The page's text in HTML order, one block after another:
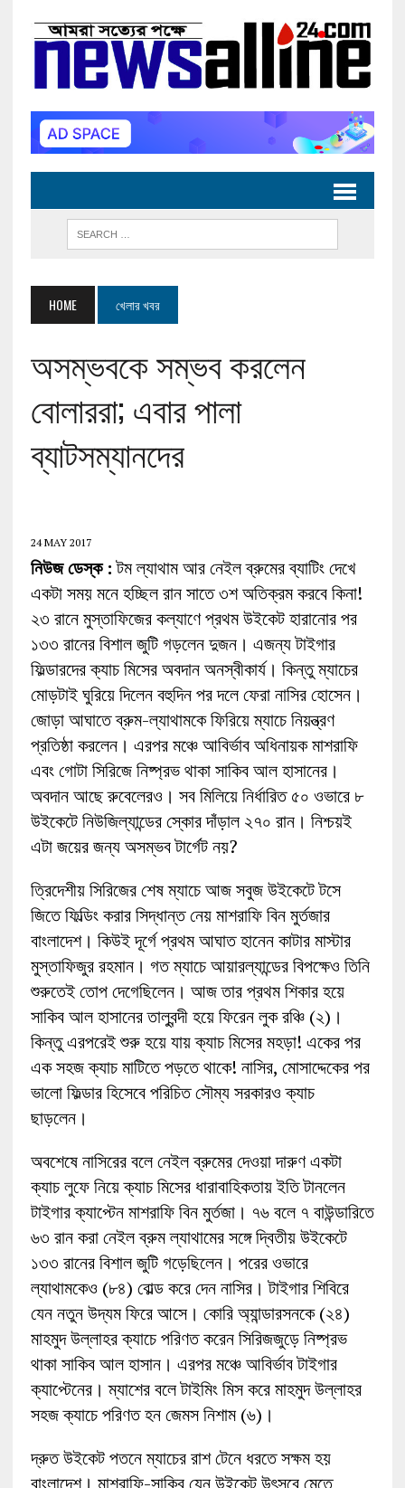
HOME খেলার খবর
অসম্ভবকে সম্ভব করলেন
বোলাররা; এবার পালা
ব্যাটসম্যানদের
24 MAY 2017
নিউজ ডেস্ক :টম ল্যাথাম আর নেইল ব্রুমের ব্যাটিং দেখে
একটা সময় মনে হচ্ছিল রান সাতে ৩শ অতিক্রম করবে কিনা!
২৩ রানে মুস্তাফিজের কল্যাণে প্রথম উইকেট হারানোর পর
১৩৩ রানের বিশাল জুটি গড়লেন দুজন। এজন্য টাইগার
ফিল্ডারদের ক্যাচ মিসের অবদান অনস্বীকার্য। কিন্তু ম্যাচের
মোড়টাই ঘুরিয়ে দিলেন বহুদিন পর দলে ফেরা নাসির হোসেন।
জোড়া আঘাতে ব্রুম-ল্যাথামকে ফিরিয়ে ম্যাচে নিয়ন্ত্রণ
প্রতিষ্ঠা করলেন। এরপর মঞ্চে আবির্ভাব অধিনায়ক মাশরাফি
এবং গোটা সিরিজে নিষ্প্রভ থাকা সাকিব আল হাসানের।
অবদান আছে রুবেলেরও। সব মিলিয়ে নির্ধারিত ৫০ ওভারে ৮
উইকেটে নিউজিল্যান্ডের স্কোর দাঁড়াল ২৭০ রান। নিশ্চয়ই
এটা জয়ের জন্য অসম্ভব টার্গেট নয়?
ত্রিদেশীয় সিরিজের শেষ ম্যাচে আজ সবুজ উইকেটে টসে
জিতে ফিল্ডিং করার সিদ্ধান্ত নেয় মাশরাফি বিন মুর্তজার
বাংলাদেশ। কিউই দূর্গে প্রথম আঘাত হানেন কাটার মাস্টার
মুস্তাফিজুর রহমান। গত ম্যাচে আয়ারল্যান্ডের বিপক্ষেও তিনি
শুরুতেই তোপ দেগেছিলেন। আজ তার প্রথম শিকার হয়ে
সাকিব আল হাসানের তালুবন্দী হয়ে ফিরেন লুক রঞ্চি (২)।
কিন্তু এরপরেই শুরু হয়ে যায় ক্যাচ মিসের মহড়া! একের পর
এক সহজ ক্যাচ মাটিতে পড়তে থাকে! নাসির, মোসাদ্দেকের পর
ভালো ফিল্ডার হিসেবে পরিচিত সৌম্য সরকারও ক্যাচ
ছাড়লেন।
অবশেষে নাসিরের বলে নেইল ব্রুমের দেওয়া দারুণ একটা
ক্যাচ লুফে নিয়ে ক্যাচ মিসের ধারাবাহিকতায় ইতি টানলেন
টাইগার ক্যাপ্টেন মাশরাফি বিন মুর্তজা। ৭৬ বলে ৭ বাউন্ডারিতে
৬৩ রান করা নেইল ব্রুম ল্যাথামের সঙ্গে দ্বিতীয় উইকেটে
১৩৩ রানের বিশাল জুটি গড়েছিলেন। পরের ওভারে
ল্যাথামকেও (৮৪) বোল্ড করে দেন নাসির। টাইগার শিবিরে
যেন নতুন উদ্যম ফিরে আসে। কোরি অ্যান্ডারসনকে (২৪)
মাহমুদ উল্লাহর ক্যাচে পরিণত করেন সিরিজজুড়ে নিষ্প্রভ
থাকা সাকিব আল হাসান। এরপর মঞ্চে আবির্ভাব টাইগার
ক্যাপ্টেনের। ম্যাশের বলে টাইমিং মিস করে মাহমুদ উল্লাহর
সহজ ক্যাচে পরিণত হন জেমস নিশাম (৬)।
দ্রুত উইকেট পতনে ম্যাচের রাশ টেনে ধরতে সক্ষম হয়